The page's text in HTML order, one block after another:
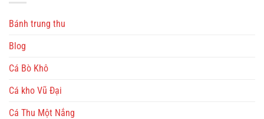
Bánh trung thu
Blog
Cá Bò Khô
Cá kho Vũ Đại
Cá Thu Một Nắng